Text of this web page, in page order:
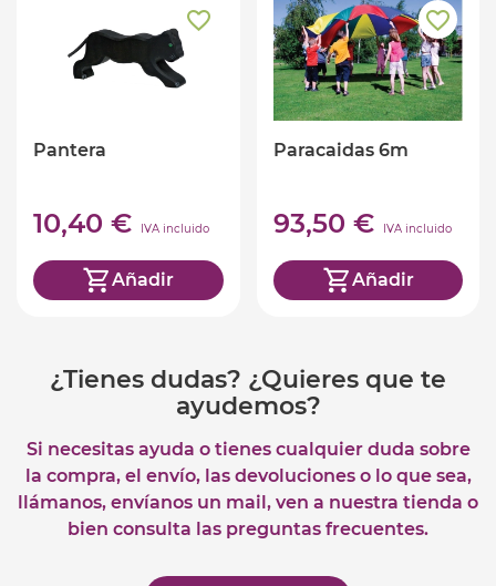
Pantera
10,40 € IVA incluido
Añadir
Paracaidas 6m
93,50 € IVA incluido
Añadir
¿Tienes dudas? ¿Quieres que te
ayudemos?
Si necesitas ayuda o tienes cualquier duda sobre
la compra, el envío, las devoluciones o lo que sea,
llámanos, envíanos un mail, ven a nuestra tienda o
bien consulta las preguntas frecuentes.